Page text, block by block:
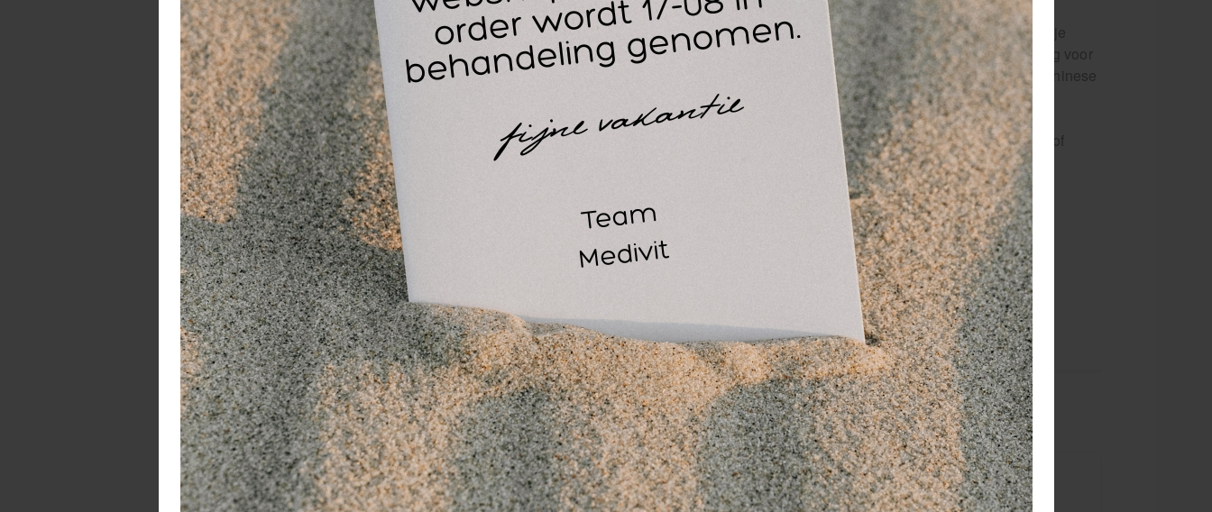
Met deTheraBand PRO Series SCP Exercise Ball in zilverhaal je een professioneel hulpmiddel in je
praktiijk dat zowel kwaliteit als veelzijdigheid biedt. Ideaal voor dagelijks gebruik en duurzaam genoeg voor
elke praktijk! Kies in een professionele setting voor kwaliteit van Theraband, ga niet voor goedkope Chinese
merken. Als tijdens een oefening of therapie een bal kapot klapt kan dat vergaande gevolgen hebben.
De Zitbal wordt geleverd met een dopje en een verloopventiel (waardoor je de bal met een fietspomp of
luchtbed pomp kunt oppompen).
De maten van een therapiebal of oefenbal werken alsvolgt:
kleiner dan 1.50 m - Ø 45 cm - geel
1.50 - 1.70 m - Ø 55 cm - rood
1.88 - 2.00 m - Ø 75 cm - blauw
groter dan 2.00 m - Ø 85 cm - zilver
Wellicht ook interessant